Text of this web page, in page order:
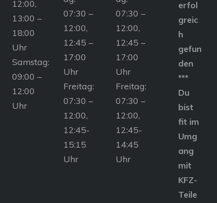
12:00,
13:00 –
18:00
Uhr
Samstag:
09:00 –
12:00
Uhr
07:30 –
12:00,
12:45 –
17:00
Uhr
Freitag:
07:30 –
12:00,
12:45-
15:15
Uhr
07:30 –
12:00,
12:45 –
17:00
Uhr
Freitag:
07:30 –
12:00,
12:45-
14:45
Uhr
erfol
greic
h
gefun
den
***
Du
bist
fit im
Umg
ang
mit
KFZ-
Teile